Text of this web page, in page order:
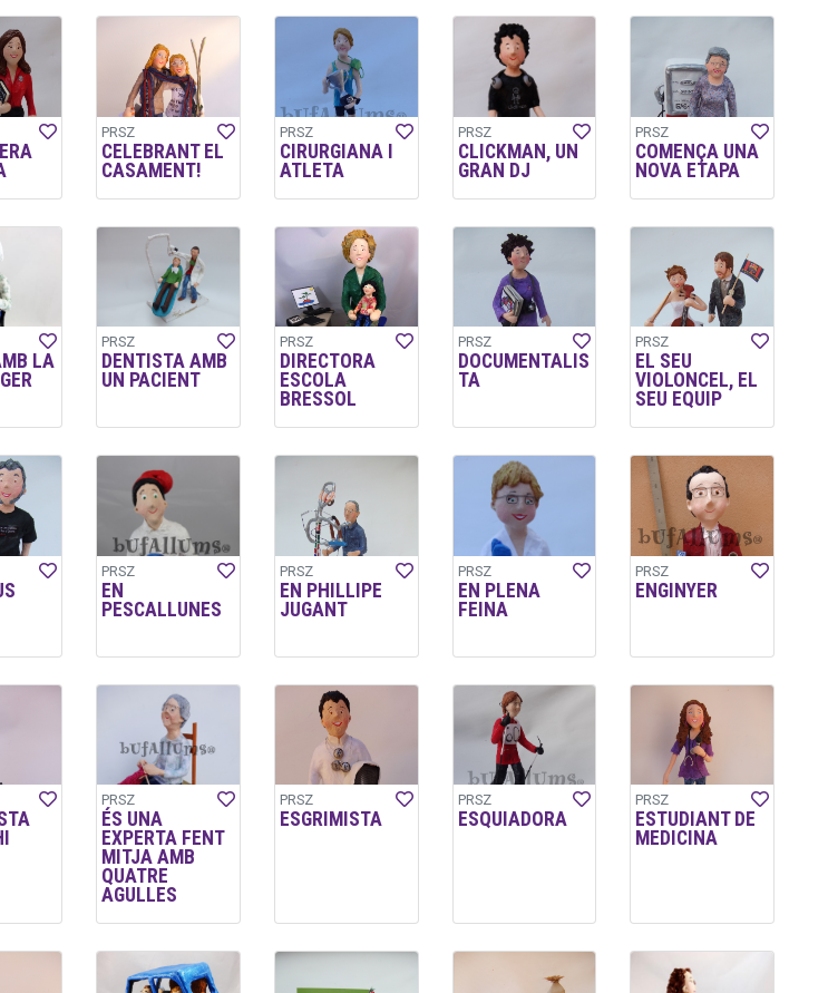
PRSZ
CELEBRANT EL
CASAMENT!
PRSZ
CIRURGIANA I
ATLETA
PRSZ
CLICKMAN, UN
GRAN DJ
PRSZ
COMENÇA UNA
NOVA ETAPA
LA
PRSZ
DENTISTA AMB
UN PACIENT
PRSZ
DIRECTORA
ESCOLA
BRESSOL
PRSZ
DOCUMENTALIS
TA
PRSZ
EL SEU
VIOLONCEL, EL
SEU EQUIP
PRSZ
EN
PESCALLUNES
PRSZ
EN PHILLIPE
JUGANT
PRSZ
EN PLENA
FEINA
PRSZ
ENGINYER
PRSZ
ÉS UNA
EXPERTA FENT
MITJA AMB
QUATRE
AGULLES
PRSZ
ESGRIMISTA
PRSZ
ESQUIADORA
PRSZ
ESTUDIANT DE
MEDICINA